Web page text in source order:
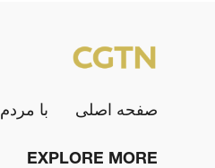
صفحه اصلی با مردم
EXPLORE MORE